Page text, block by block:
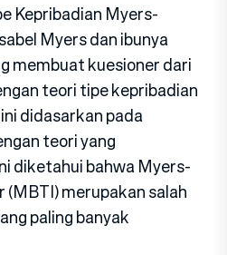
Kepribadian Myers-
Myers dan ibunya
membuat kuesioner dari
teori tipe kepribadian
didasarkan pada
teori yang
diketahui bahwa Myers-
(MBTI) merupakan salah
paling banyak